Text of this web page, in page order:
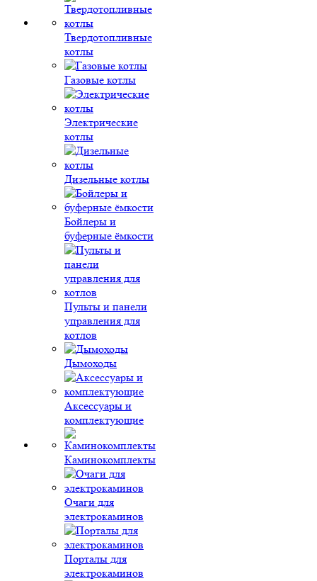
Твердотопливные
котлы
Газовые котлы
Электрические
котлы
Дизельные котлы
Бойлеры и
буферные ёмкости
Пульты и панели
управления для
котлов
Дымоходы
Аксессуары и
комплектующие
Каминокомплекты
Очаги для
электрокаминов
Порталы для
электрокаминов